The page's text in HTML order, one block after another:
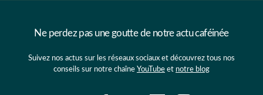
Ne perdez pas une goutte de notre actu caféinée
Suivez nos actus sur les réseaux sociaux et découvrez tous nos
conseils sur notre chaîne YouTube et notre blog